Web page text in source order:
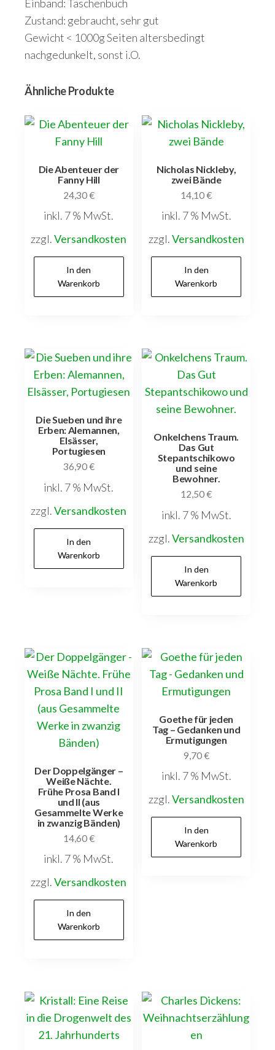
Einband: Taschenbuch
Zustand: gebraucht, sehr gut
Gewicht < 1000g Seiten altersbedingt
nachgedunkelt, sonst i.O.
Ähnliche Produkte
Die Abenteuer der
Fanny Hill
24,30€
inkl. 7 % MwSt.
zzgl.Versandkosten
In den
Warenkorb
Nicholas Nickleby,
zwei Bände
14,10€
inkl. 7 % MwSt.
zzgl.Versandkosten
In den
Warenkorb
Die Sueben und ihre
Erben: Alemannen,
Elsässer,
Portugiesen
36,90€
inkl. 7 % MwSt.
zzgl.Versandkosten
In den
Warenkorb
Onkelchens Traum.
Das Gut
Stepantschikowo
und seine
Bewohner.
12,50€
inkl. 7 % MwSt.
zzgl.Versandkosten
In den
Warenkorb
Der Doppelgänger –
Weiße Nächte.
Frühe Prosa Band I
und II (aus
Gesammelte Werke
in zwanzig Bänden)
14,60€
inkl. 7 % MwSt.
zzgl.Versandkosten
In den
Warenkorb
Goethe für jeden
Tag – Gedanken und
Ermutigungen
9,70€
inkl. 7 % MwSt.
zzgl.Versandkosten
In den
Warenkorb